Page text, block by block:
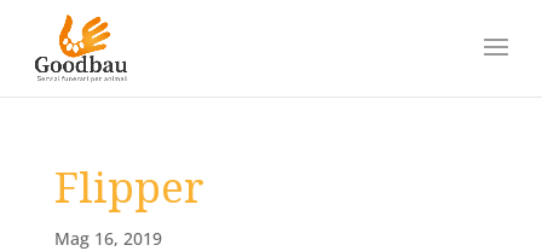
Flipper
Mag 16, 2019